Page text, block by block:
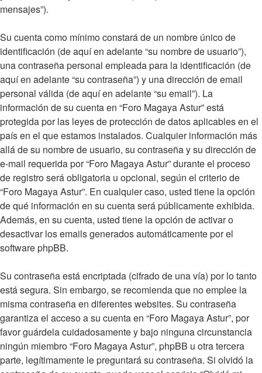
mensajes”).
Su cuenta como mínimo constará de un nombre único de
identificación (de aquí en adelante “su nombre de usuario”),
una contraseña personal empleada para la identificación (de
aquí en adelante “su contraseña”) y una dirección de email
personal válida (de aquí en adelante “su email”). La
información de su cuenta en “Foro Magaya Astur” está
protegida por las leyes de protección de datos aplicables en el
país en el que estamos instalados. Cualquier información más
allá de su nombre de usuario, su contraseña y su dirección de
e-mail requerida por “Foro Magaya Astur” durante el proceso
de registro será obligatoria u opcional, según el criterio de
“Foro Magaya Astur”. En cualquier caso, usted tiene la opción
de qué información en su cuenta será públicamente exhibida.
Además, en su cuenta, usted tiene la opción de activar o
desactivar los emails generados automáticamente por el
software phpBB.
Su contraseña está encriptada (cifrado de una vía) por lo tanto
está segura. Sin embargo, se recomienda que no emplee la
misma contraseña en diferentes websites. Su contraseña
garantiza el acceso a su cuenta en “Foro Magaya Astur”, por
favor guárdela cuidadosamente y bajo ninguna circunstancia
ningún miembro “Foro Magaya Astur”, phpBB u otra tercera
parte, legítimamente le preguntará su contraseña. Si olvidó la